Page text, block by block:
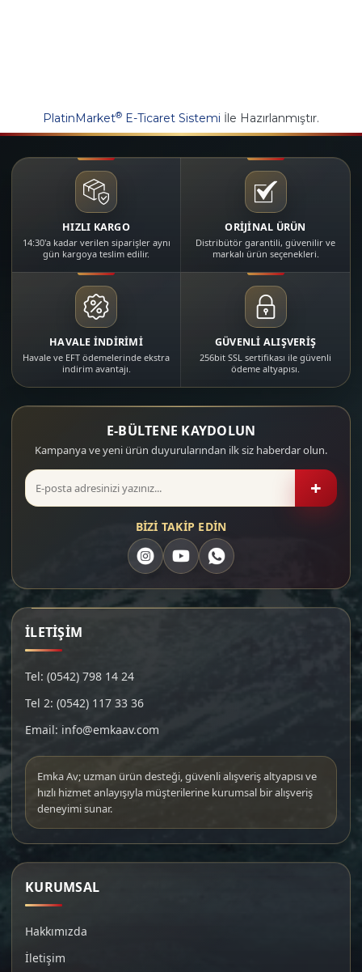
PlatinMarket® E-Ticaret Sistemi İle Hazırlanmıştır.
HIZLI KARGO
14:30'a kadar verilen siparişler aynı
gün kargoya teslim edilir.
ORİJİNAL ÜRÜN
Distribütör garantili, güvenilir ve
markalı ürün seçenekleri.
HAVALE İNDİRİMİ
Havale ve EFT ödemelerinde ekstra
indirim avantajı.
GÜVENLİ ALIŞVERİŞ
256bit SSL sertifikası ile güvenli
ödeme altyapısı.
E-BÜLTENE KAYDOLUN
Kampanya ve yeni ürün duyurularından ilk siz haberdar olun.
+
BİZİ TAKİP EDİN
İLETİŞİM
Tel: (0542) 798 14 24
Tel 2: (0542) 117 33 36
Email: info@emkaav.com
Emka Av; uzman ürün desteği, güvenli alışveriş altyapısı ve
hızlı hizmet anlayışıyla müşterilerine kurumsal bir alışveriş
deneyimi sunar.
KURUMSAL
Hakkımızda
İletişim